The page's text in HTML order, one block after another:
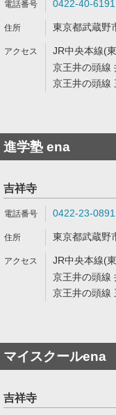
0422-40-6191
東京都武蔵野
JR中央本線(
京王井の頭線
京王井の頭線
進学塾 ena
吉祥寺
0422-23-0891
東京都武蔵野
JR中央本線(
京王井の頭線
京王井の頭線
マイスクールena
吉祥寺